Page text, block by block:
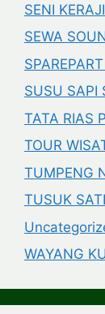
SENI
SEWA
SUSU SAPI
TATA RIAS
TOUR
TUMPENG
TUSUK
WAYANG